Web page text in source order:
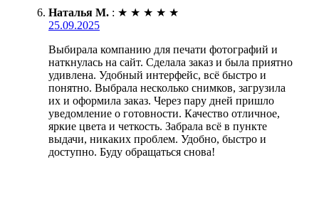
Наталья М. : ★ ★ ★ ★ ★
25.09.2025
Выбирала компанию для печати фотографий и
наткнулась на сайт. Сделала заказ и была приятно
удивлена. Удобный интерфейс, всё быстро и
понятно. Выбрала несколько снимков, загрузила
их и оформила заказ. Через пару дней пришло
уведомление о готовности. Качество отличное,
яркие цвета и четкость. Забрала всё в пункте
выдачи, никаких проблем. Удобно, быстро и
доступно. Буду обращаться снова!